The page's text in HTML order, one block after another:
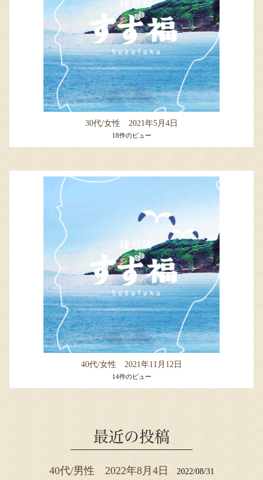
30代/女性 2021年5月4日
18件のビュー
40代/女性 2021年11月12日
14件のビュー
最近の投稿
40代/男性 2022年8月4日 2022/08/31